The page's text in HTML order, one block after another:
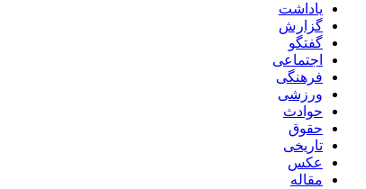
یاداشت
گزارش
گفتگو
اجتماعی
فرهنگی
ورزشی
حوادث
حقوق
تاریخی
عکس
مقاله